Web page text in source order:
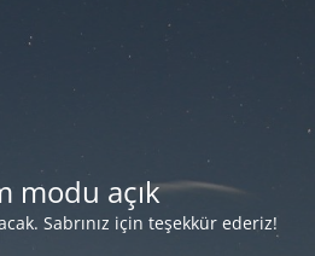
modu açık
Sabrınız için teşekkür ederiz!